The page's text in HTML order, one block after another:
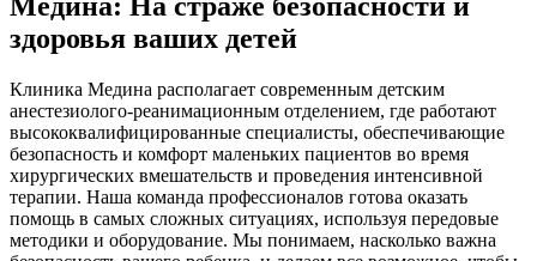
здоровья ваших детей
Клиника Медина располагает современным детским
анестезиолого-реанимационным отделением, где работают
высококвалифицированные специалисты, обеспечивающие
безопасность и комфорт маленьких пациентов во время
хирургических вмешательств и проведения интенсивной
терапии. Наша команда профессионалов готова оказать
помощь в самых сложных ситуациях, используя передовые
методики и оборудование. Мы понимаем, насколько важна